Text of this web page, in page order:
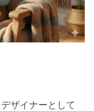
ザイナーとして